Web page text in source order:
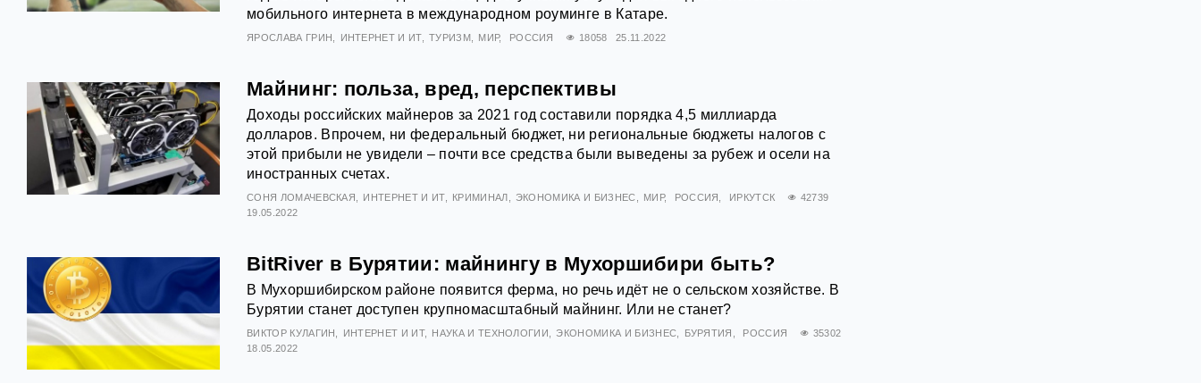
мобильного интернета в международном роуминге в Катаре.
ЯРОСЛАВА ГРИН ИНТЕРНЕТ И ИТ ТУРИЗМ МИР РОССИЯ 18058 25.11.2022
Майнинг: польза, вред, перспективы
Доходы российских майнеров за 2021 год составили порядка 4,5 миллиарда
долларов. Впрочем, ни федеральный бюджет, ни региональные бюджеты налогов с
этой прибыли не увидели – почти все средства были выведены за рубеж и осели на
иностранных счетах.
СОНЯ ЛОМАЧЕВСКАЯ ИНТЕРНЕТ И ИТ КРИМИНАЛ ЭКОНОМИКА И БИЗНЕС МИР РОССИЯ ИРКУТСК
42739
19.05.2022
BitRiver в Бурятии: майнингу в Мухоршибири быть?
В Мухоршибирском районе появится ферма, но речь идёт не о сельском хозяйстве. В
Бурятии станет доступен крупномасштабный майнинг. Или не станет?
ВИКТОР КУЛАГИН ИНТЕРНЕТ И ИТ НАУКА И ТЕХНОЛОГИИ ЭКОНОМИКА И БИЗНЕС БУРЯТИЯ РОССИЯ
35302
18.05.2022